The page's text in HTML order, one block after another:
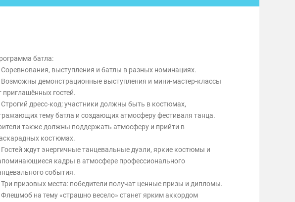
батла:
выступления и батлы в разных номинациях.
демонстрационные выступления и мини-мастер-классы
приглашённых гостей.
дресс-код: участники должны быть в костюмах,
тему батла и создающих атмосферу фестиваля танца.
также должны поддержать атмосферу и прийти в
костюмах.
ждут энергичные танцевальные дуэли, яркие костюмы и
кадры в атмосфере профессионального
события.
призовых места: победители получат ценные призы и дипломы.
на тему «страшно весело» станет ярким аккордом